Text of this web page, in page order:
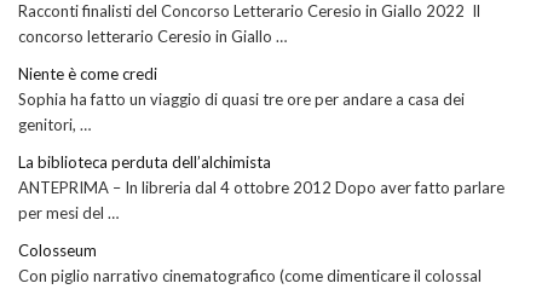
Racconti finalisti del Concorso Letterario Ceresio in Giallo 2022 Il
concorso letterario Ceresio in Giallo …
Niente è come credi
Sophia ha fatto un viaggio di quasi tre ore per andare a casa dei
genitori, …
La biblioteca perduta dell’alchimista
ANTEPRIMA – In libreria dal 4 ottobre 2012 Dopo aver fatto parlare
per mesi del …
Colosseum
Con piglio narrativo cinematografico (come dimenticare il colossal